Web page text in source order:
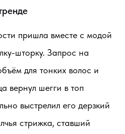
пришла вместе с модой
шторку. Запрос на
для тонких волос и
вернул шегги в топ
выстрелил его дерзкий
стрижка, ставший